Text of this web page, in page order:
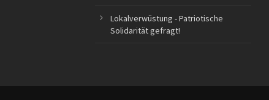
Lokalverwüstung - Patriotische
Solidarität gefragt!